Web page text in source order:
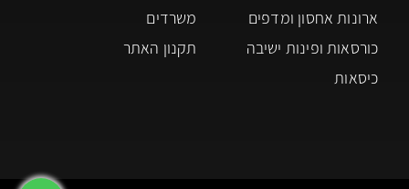
ארונות אחסון ומדפים
כורסאות ופינות ישיבה
כיסאות
משרדים
תקנון האתר